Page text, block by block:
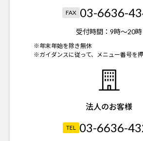
FAX 03-6636-
受付時間： 9時～20時
※年末年始を除き無休
※ガイダンスに従って、メニュー番号を押
法人のお客様
TEL 03-6636-